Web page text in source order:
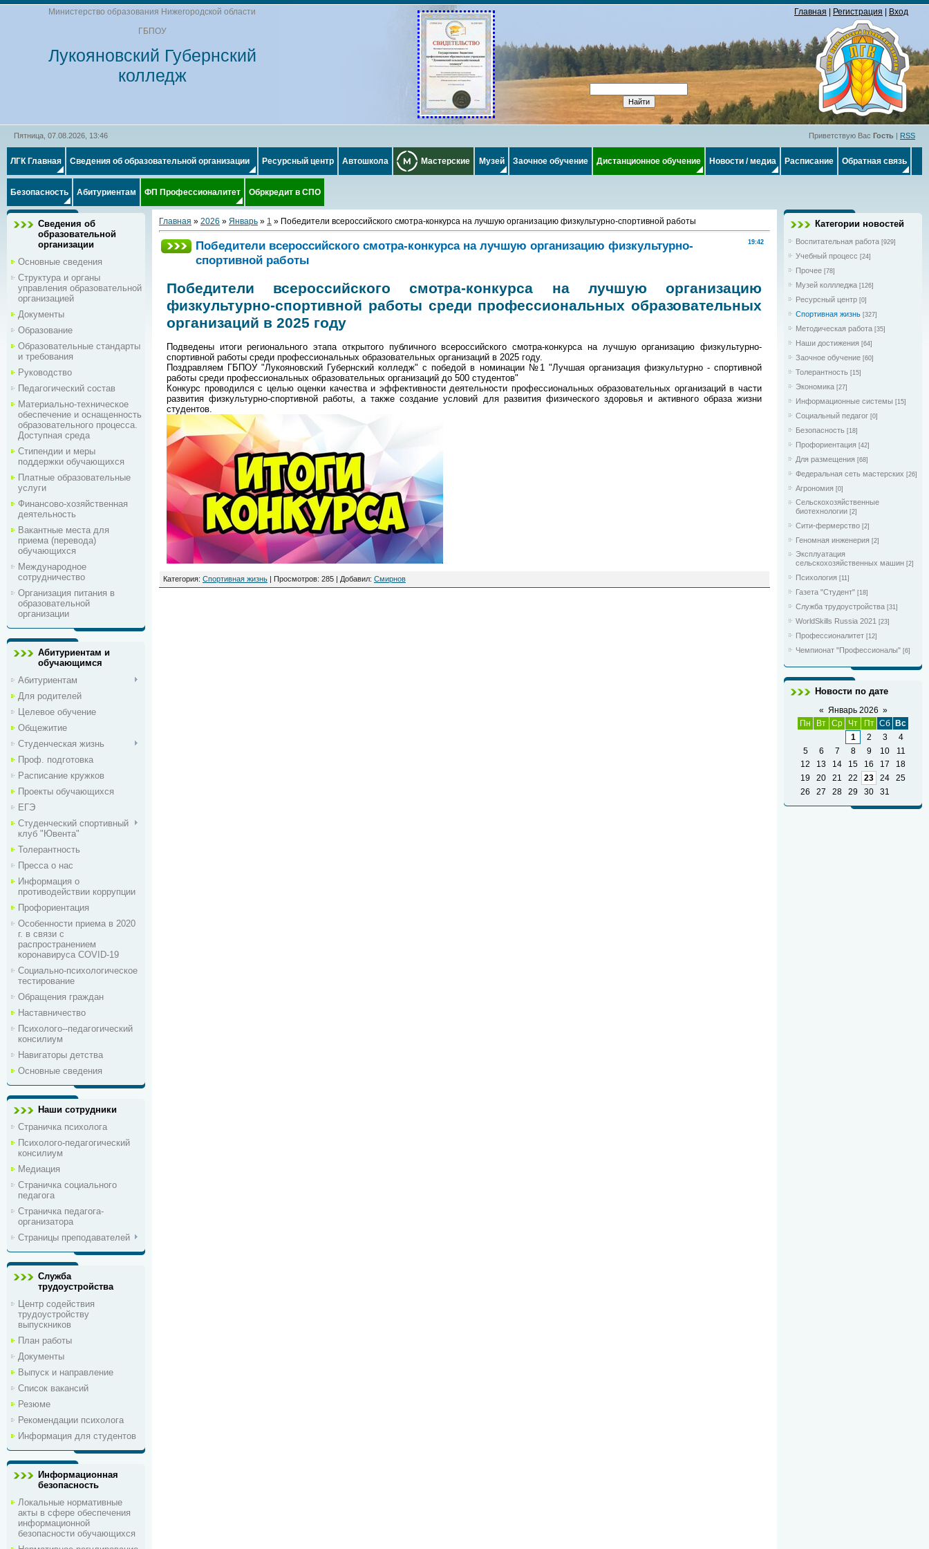
Министерство образования Нижегородской области
ГБПОУ
Лукояновский Губернский
колледж
Главная Регистрация Вход
Пятница, 07.08.2026, 13:46 Приветствую Вас Гость | RSS
ЛГК Главная Сведения об образовательной организации Ресурсный центр Автошкола Мастерские Музей Заочное обучение Дистанционное обучение Новости / медиа Расписание Обратная связь
Безопасность Абитуриентам ФП Профессионалитет Обркредит в СПО
Сведения об
образовательной
организации
Основные сведения
Структура и органы
управления образовательной
организацией
Документы
Образование
Образовательные стандарты
и требования
Руководство
Педагогический состав
Материально-техническое
обеспечение и оснащенность
образовательного процесса.
Доступная среда
Стипендии и меры
поддержки обучающихся
Платные образовательные
услуги
Финансово-хозяйственная
деятельность
Вакантные места для
приема (перевода)
обучающихся
Международное
сотрудничество
Организация питания в
образовательной
организации
Абитуриентам и
обучающимся
Абитуриентам
Для родителей
Целевое обучение
Общежитие
Студенческая жизнь
Проф. подготовка
Расписание кружков
Проекты обучающихся
ЕГЭ
Студенческий спортивный
клуб "Ювента"
Толерантность
Пресса о нас
Информация о
противодействии коррупции
Профориентация
Особенности приема в 2020
г. в связи с
распространением
коронавируса COVID-19
Социально-психологическое
тестирование
Обращения граждан
Наставничество
Психолого--педагогический
консилиум
Навигаторы детства
Основные сведения
Наши сотрудники
Страничка психолога
Психолого-педагогический
консилиум
Медиация
Страничка социального
педагога
Страничка педагога-
организатора
Страницы преподавателей
Служба
трудоустройства
Центр содействия
трудоустройству
выпускников
План работы
Документы
Выпуск и направление
Список вакансий
Резюме
Рекомендации психолога
Информация для студентов
Информационная
безопасность
Локальные нормативные
акты в сфере обеспечения
информационной
безопасности обучающихся
Главная » 2026 » Январь » 1 » Победители всероссийского смотра-конкурса на лучшую организацию физкультурно-спортивной работы
19:42
Победители всероссийского смотра-конкурса на лучшую организацию физкультурно-
спортивной работы
Победители всероссийского смотра-конкурса на лучшую организацию
физкультурно-спортивной работы среди профессиональных образовательных
организаций в 2025 году
Подведены итоги регионального этапа открытого публичного всероссийского смотра-конкурса на лучшую организацию физкультурно-
спортивной работы среди профессиональных образовательных организаций в 2025 году.
Поздравляем ГБПОУ "Лукояновский Губернский колледж" с победой в номинации №1 "Лучшая организация физкультурно - спортивной
работы среди профессиональных образовательных организаций до 500 студентов"
Конкурс проводился с целью оценки качества и эффективности деятельности профессиональных образовательных организаций в части
развития физкультурно-спортивной работы, а также создание условий для развития физического здоровья и активного образа жизни
студентов.
Категория: Спортивная жизнь | Просмотров: 285 | Добавил: Смирнов
Категории новостей
Воспитательная работа [929]
Учебный процесс [24]
Прочее [78]
Музей коллледжа [126]
Ресурсный центр [0]
Спортивная жизнь [327]
Методическая работа [35]
Наши достижения [64]
Заочное обучение [60]
Толерантность [15]
Экономика [27]
Информационные системы [15]
Социальный педагог [0]
Безопасность [18]
Профориентация [42]
Для размещения [68]
Федеральная сеть мастерских [26]
Агрономия [0]
Сельскохозяйственные
биотехнологии [2]
Сити-фермерство [2]
Геномная инженерия [2]
Эксплуатация
сельскохозяйственных машин [2]
Психология [11]
Газета "Студент" [18]
Служба трудоустройства [31]
WorldSkills Russia 2021 [23]
Профессионалитет [12]
Чемпионат "Профессионалы" [6]
Новости по дате
« Январь 2026 »
Пн
Вт Ср Чт Пт Сб
Вс
1
2 3
4
5
6 7 8 9 10
11
12
13 14 15 16 17
18
19
20 21 22 23 24
25
26
27 28 29 30 31